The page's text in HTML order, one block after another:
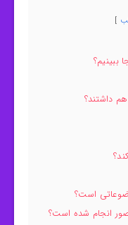
ببینیم؟
داشتند؟
است؟
انجام شده است؟